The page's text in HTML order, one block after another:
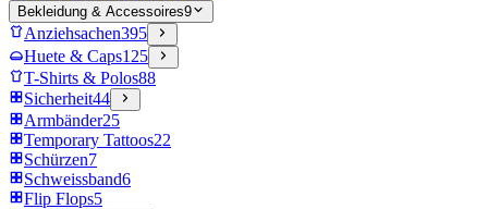
Bekleidung & Accessoires9
Anziehsachen395
Huete & Caps125
T-Shirts & Polos88
Sicherheit44
Armbänder25
Temporary Tattoos22
Schürzen7
Schweissband6
Flip Flops5